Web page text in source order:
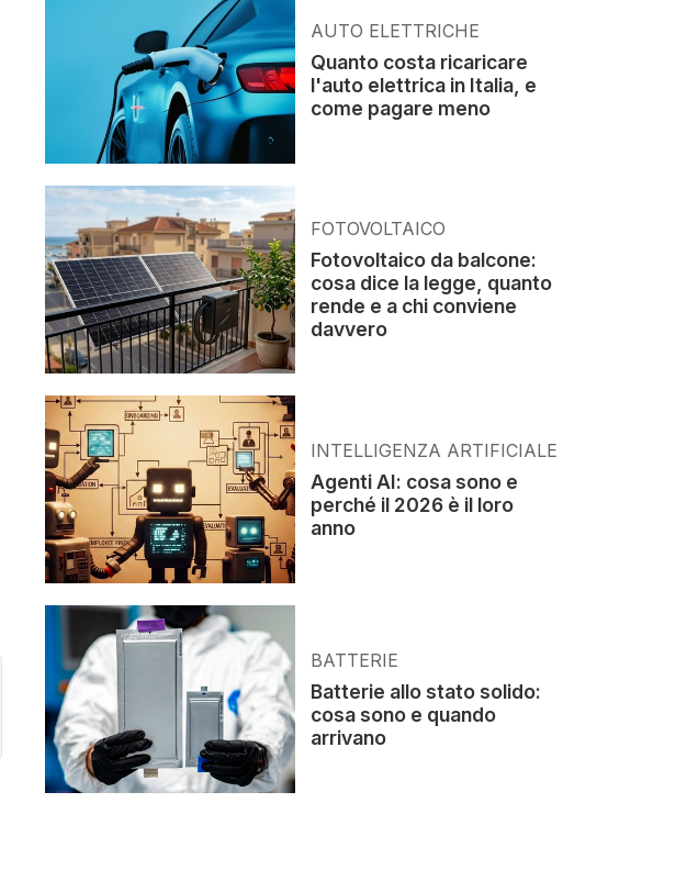
AUTO ELETTRICHE
Quanto costa ricaricare
l'auto elettrica in Italia, e
come pagare meno
FOTOVOLTAICO
Fotovoltaico da balcone:
cosa dice la legge, quanto
rende e a chi conviene
davvero
INTELLIGENZA ARTIFICIALE
Agenti AI: cosa sono e
perché il 2026 è il loro
anno
BATTERIE
Batterie allo stato solido:
cosa sono e quando
arrivano